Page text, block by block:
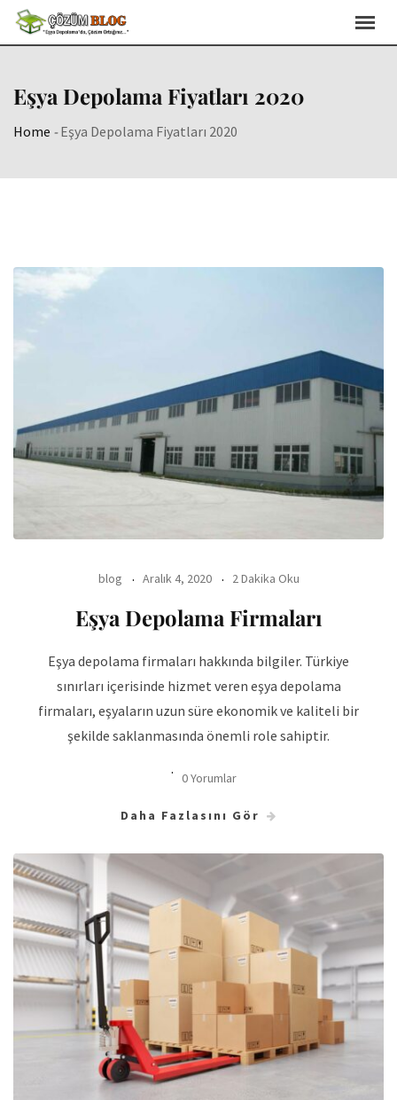
Skip
Eşya Depolama Fiyatları 2020
Home -Eşya Depolama Fiyatları 2020
blog Aralık 4, 2020 2 Dakika Oku
Eşya Depolama Firmaları
Eşya depolama firmaları hakkında bilgiler. Türkiye
sınırları içerisinde hizmet veren eşya depolama
firmaları, eşyaların uzun süre ekonomik ve kaliteli bir
şekilde saklanmasında önemli role sahiptir.
0 Yorumlar
Daha Fazlasını Gör